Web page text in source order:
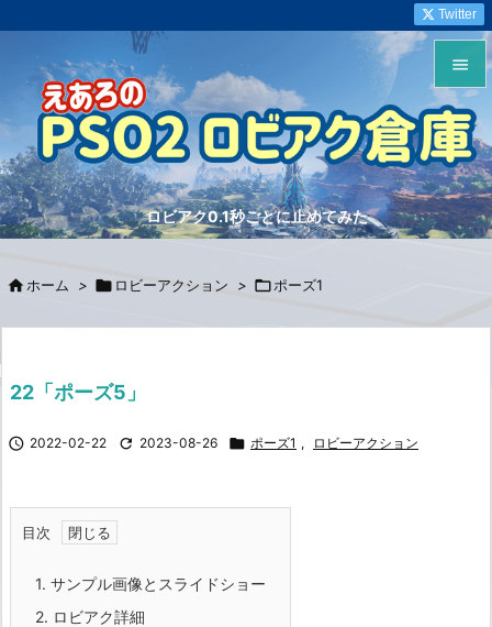
ロビアク0.1秒ごとに止めてみた


メニュ

サイド


Twitter
 ホーム >  ロビーアクション > ポーズ1
22「ポーズ5」
 2022-02-22  2023-08-26  ポーズ1 , ロビーアクション
目次
1. サンプル画像とスライドショー
2. ロビアク詳細